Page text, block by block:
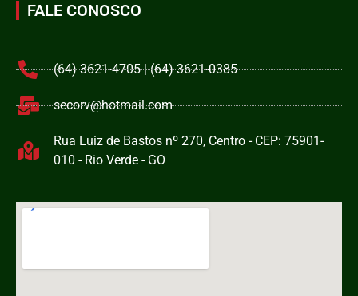
FALE CONOSCO
(64) 3621-4705 | (64) 3621-0385
secorv@hotmail.com
Rua Luiz de Bastos nº 270, Centro - CEP: 75901-
010 - Rio Verde - GO